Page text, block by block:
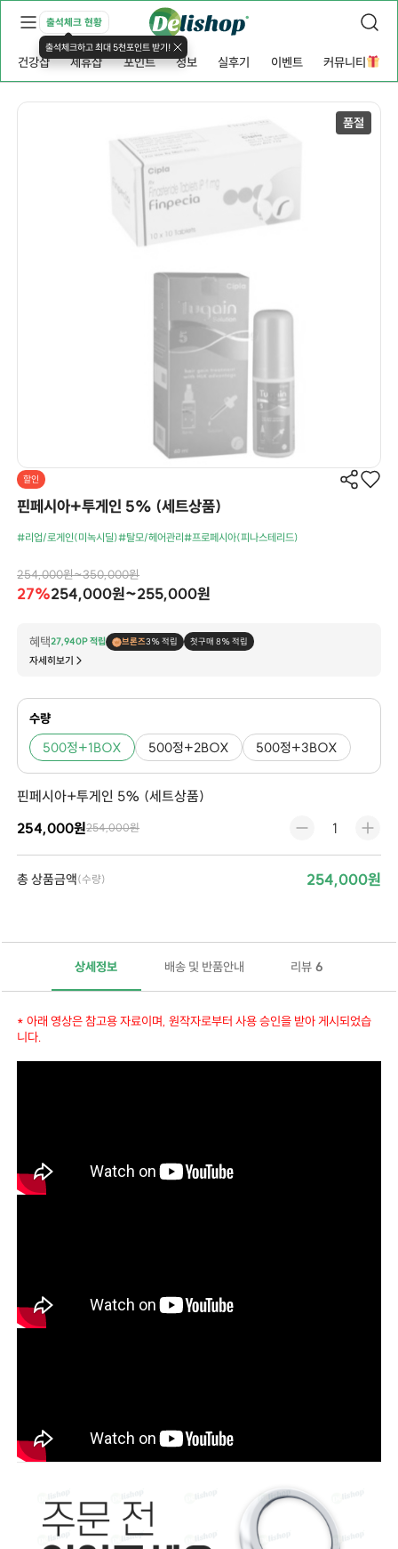
출석체크 현황
출석체크하고 최대 5천포인트 받기!
건강샵 제휴샵 포인트 정보 실후기 이벤트 커뮤니티
할인
핀페시아+투게인 5% (세트상품)
#리업/로게인(미녹시딜)#탈모/헤어관리#프로페시아(피나스테리드)
254,000원~350,000원
27%254,000원~255,000원
혜택27,940P 적립 브론즈3% 적립 첫구매 8% 적립
자세히보기
수량
500정+1BOX 500정+2BOX 500정+3BOX
핀페시아+투게인 5% (세트상품)
254,000원254,000원
총 상품금액(수량) 254,000원
상세정보 배송 및 반품안내 리뷰 6
* 아래 영상은 참고용 자료이며, 원작자로부터 사용 승인을 받아 게시되었습
니다.